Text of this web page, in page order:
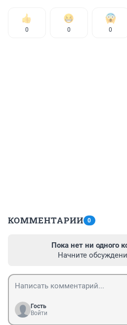
0 0 0
КОММЕНТАРИИ 0
Пока нет ни одного
Начните
Гость
Войти